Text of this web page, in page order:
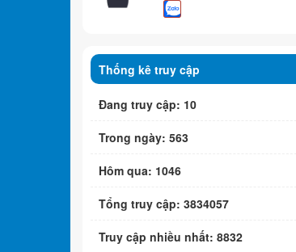
Thống kê truy cập
Đang truy cập: 10
Trong ngày: 563
Hôm qua: 1046
Tổng truy cập: 3834057
Truy cập nhiều nhất: 8832